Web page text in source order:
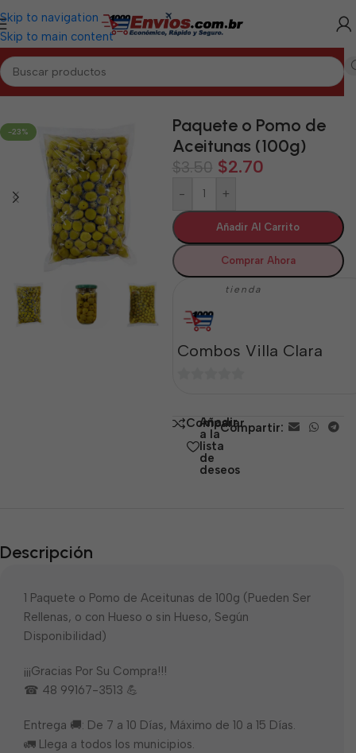
Skip to navigation
Skip to main content
Inicio/VILLA CLARA/Alimentos Varios Villa Clara
-23%
Paquete o Pomo de
Aceitunas (100g)
$3.50 $2.70
- +
Añadir Al Carrito
Comprar Ahora
tienda
Combos Villa Clara
5 Comparar
Añadir
a la
lista
de
deseos
Compartir:
Descripción
1 Paquete o Pomo de Aceitunas de 100g (Pueden Ser
Rellenas, o con Hueso o sin Hueso, Según
Disponibilidad)
¡¡¡Gracias Por Su Compra!!!
☎ 48 99167-3513 💪
Entrega 🚚: De 7 a 10 Días, Máximo de 10 a 15 Días.
🚛 Llega a todos los municipios.